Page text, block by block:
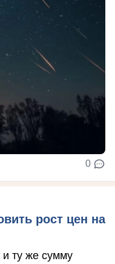
0
рост цен на
ту же сумму